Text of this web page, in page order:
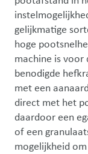
gelijkmatige
hoge
machine is voor
benodigde
met een
direct met het
daardoor een
of een
mogelijkheid